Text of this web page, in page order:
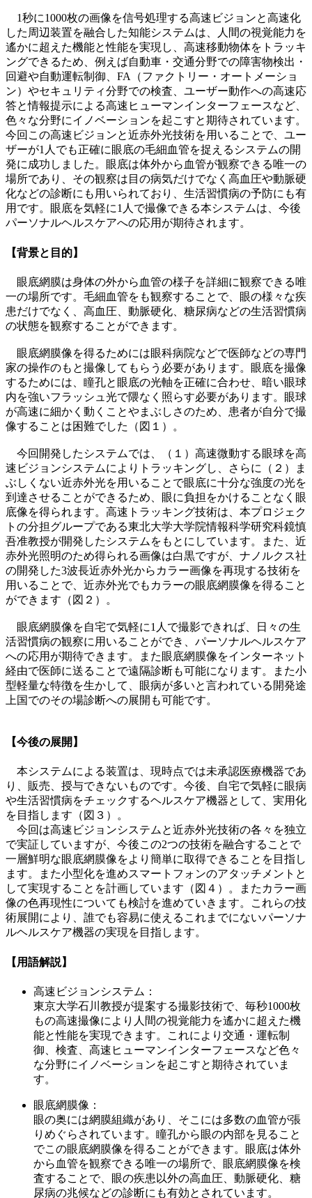
1秒に1000枚の画像を信号処理する高速ビジョンと高速化
した周辺装置を融合した知能システムは、人間の視覚能力を
遙かに超えた機能と性能を実現し、高速移動物体をトラッキ
ングできるため、例えば自動車・交通分野での障害物検出・
回避や自動運転制御、FA（ファクトリー・オートメーショ
ン）やセキュリティ分野での検査、ユーザー動作への高速応
答と情報提示による高速ヒューマンインターフェースなど、
色々な分野にイノベーションを起こすと期待されています。
今回この高速ビジョンと近赤外光技術を用いることで、ユー
ザーが1人でも正確に眼底の毛細血管を捉えるシステムの開
発に成功しました。眼底は体外から血管が観察できる唯一の
場所であり、その観察は目の病気だけでなく高血圧や動脈硬
化などの診断にも用いられており、生活習慣病の予防にも有
用です。眼底を気軽に1人で撮像できる本システムは、今後
パーソナルヘルスケアへの応用が期待されます。
【背景と目的】
眼底網膜は身体の外から血管の様子を詳細に観察できる唯
一の場所です。毛細血管をも観察することで、眼の様々な疾
患だけでなく、高血圧、動脈硬化、糖尿病などの生活習慣病
の状態を観察することができます。
眼底網膜像を得るためには眼科病院などで医師などの専門
家の操作のもと撮像してもらう必要があります。眼底を撮像
するためには、瞳孔と眼底の光軸を正確に合わせ、暗い眼球
内を強いフラッシュ光で隈なく照らす必要があります。眼球
が高速に細かく動くことやまぶしさのため、患者が自分で撮
像することは困難でした（図１）。
今回開発したシステムでは、（１）高速微動する眼球を高
速ビジョンシステムによりトラッキングし、さらに（２）ま
ぶしくない近赤外光を用いることで眼底に十分な強度の光を
到達させることができるため、眼に負担をかけることなく眼
底像を得られます。高速トラッキング技術は、本プロジェク
トの分担グループである東北大学大学院情報科学研究科鏡慎
吾准教授が開発したシステムをもとにしています。また、近
赤外光照明のため得られる画像は白黒ですが、ナノルクス社
の開発した3波長近赤外光からカラー画像を再現する技術を
用いることで、近赤外光でもカラーの眼底網膜像を得ること
ができます（図２）。
眼底網膜像を自宅で気軽に1人で撮影できれば、日々の生
活習慣病の観察に用いることができ、パーソナルヘルスケア
への応用が期待できます。また眼底網膜像をインターネット
経由で医師に送ることで遠隔診断も可能になります。また小
型軽量な特徴を生かして、眼病が多いと言われている開発途
上国でのその場診断への展開も可能です。
【今後の展開】
本システムによる装置は、現時点では未承認医療機器であ
り、販売、授与できないものです。今後、自宅で気軽に眼病
や生活習慣病をチェックするヘルスケア機器として、実用化
を目指します（図３）。
今回は高速ビジョンシステムと近赤外光技術の各々を独立
で実証していますが、今後この2つの技術を融合することで
一層鮮明な眼底網膜像をより簡単に取得できることを目指し
ます。また小型化を進めスマートフォンのアタッチメントと
して実現することを計画しています（図４）。またカラー画
像の色再現性についても検討を進めていきます。これらの技
術展開により、誰でも容易に使えるこれまでにないパーソナ
ルヘルスケア機器の実現を目指します。
【用語解説】
高速ビジョンシステム ：
東京大学石川教授が提案する撮影技術で、毎秒1000枚
もの高速撮像により人間の視覚能力を遙かに超えた機
能と性能を実現できます。これにより交通・運転制
御、検査、高速ヒューマンインターフェースなど色々
な分野にイノベーションを起こすと期待されていま
す。
眼底網膜像 ：
眼の奥には網膜組織があり、そこには多数の血管が張
りめぐらされています。瞳孔から眼の内部を見ること
でこの眼底網膜像を得ることができます。眼底は体外
から血管を観察できる唯一の場所で、眼底網膜像を検
査することで、眼の疾患以外の高血圧、動脈硬化、糖
尿病の兆候などの診断にも有効とされています。